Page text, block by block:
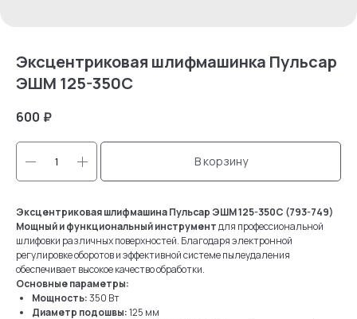
Эксцентриковая шлифмашинка Пульсар
ЭШМ 125-350С
600 ₽
В корзину
Эксцентриковая шлифмашина Пульсар ЭШМ 125-350С (793-749)
Мощный и функциональный инструментдля профессиональной
шлифовки различных поверхностей. Благодаря электронной
регулировке оборотов и эффективной системе пылеудаления
обеспечивает высокое качество обработки.
Основные параметры:
Мощность:350 Вт
Диаметр подошвы:125 мм